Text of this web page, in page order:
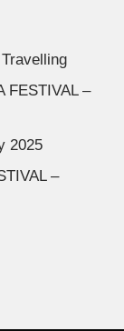
FESTIVAL –
2025
–